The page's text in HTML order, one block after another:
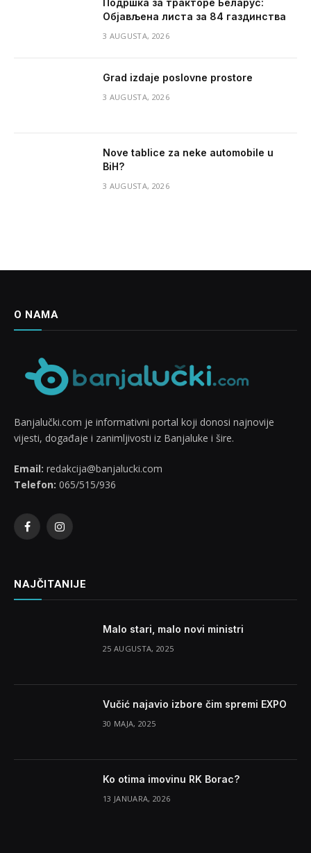
Подршка за тракторе Беларус:
Објављена листа за 84 газдинства
3 AUGUSTA, 2026
Grad izdaje poslovne prostore
3 AUGUSTA, 2026
Nove tablice za neke automobile u
BiH?
3 AUGUSTA, 2026
O NAMA
Banjalučki.com je informativni portal koji donosi najnovije
vijesti, događaje i zanimljivosti iz Banjaluke i šire.
Email: redakcija@banjalucki.com
Telefon: 065/515/936
FacebookInstagram
NAJČITANIJE
Malo stari, malo novi ministri
25 AUGUSTA, 2025
Vučić najavio izbore čim spremi EXPO
30 MAJA, 2025
Ko otima imovinu RK Borac?
13 JANUARA, 2026